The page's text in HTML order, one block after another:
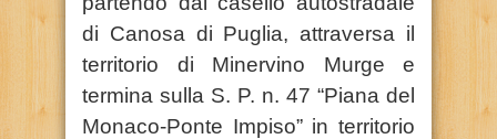
di Canosa di Puglia, attraversa il
territorio di Minervino Murge e
termina sulla S. P. n. 47 “Piana del
Monaco-Ponte Impiso” in territorio